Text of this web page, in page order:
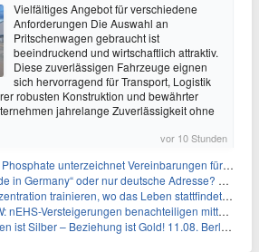
Vielfältiges Angebot für verschiedene
Anforderungen Die Auswahl an
Pritschenwagen gebraucht ist
beeindruckend und wirtschaftlich attraktiv.
Diese zuverlässigen Fahrzeuge eignen
sich hervorragend für Transport, Logistik
robusten Konstruktion und bewährter
jahrelange Zuverlässigkeit ohne
vor 10 Stunden
Vereinbarungen für nicht zu refundierende Zuwendungen in Höhe von 4,84 Mio. $ von der kanadischen Regierung für Straßeninfrastruktur und Stromübertragungsleitungen
oder nur deutsche Adresse? So erkennen Sie, wo Ihre Leiterplatten wirklich gefertigt werden
trainieren, wo das Leben stattfindet: Mobile EEG-Technologie bringt Neurofeedback in den Alltag
Versteigerungen benachteiligen mittelständische Unternehmen
ist Silber – Beziehung ist Gold! 11.08. Berlin – 18:30 Uhr